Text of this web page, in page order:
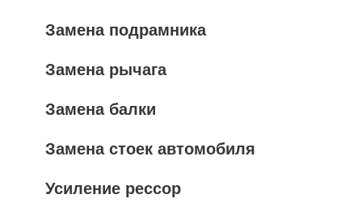
Замена подрамника
Замена рычага
Замена балки
Замена стоек автомобиля
Усиление рессор